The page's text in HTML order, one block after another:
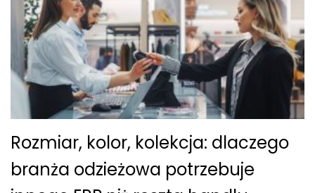
Rozmiar, kolor, kolekcja: dlaczego
branża odzieżowa potrzebuje